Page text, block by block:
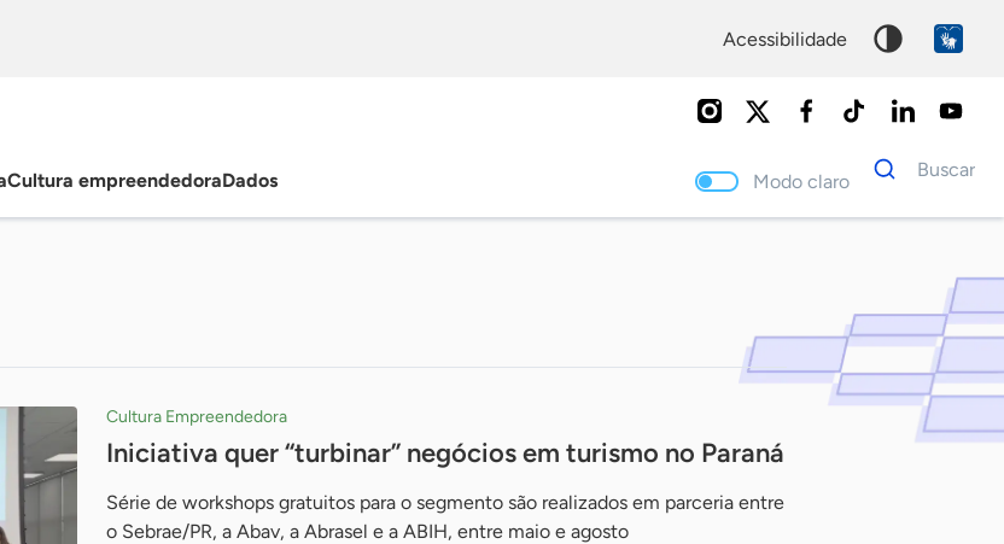
acessibilidade
Cultura empreendedoraDados Modo claro
Dados
para
Buscar
Cultura Empreendedora
Iniciativa quer “turbinar” negócios em turismo no Paraná
Série de workshops gratuitos para o segmento são realizados em parceria entre
o Sebrae/PR, a Abav, a Abrasel e a ABIH, entre maio e agosto